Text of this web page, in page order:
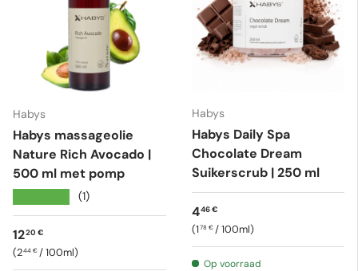
Habys
Habys massageolie
Nature Rich Avocado |
500 ml met pomp
(1)
Reguliere prijs
1220 €
Eenheid prijs
244 € /100ml
Habys
Habys Daily Spa
Chocolate Dream
Suikerscrub | 250 ml
Reguliere prijs
446 €
Eenheid prijs
178 € /100ml
Op voorraad